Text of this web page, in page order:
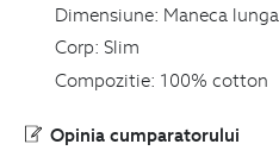
Dimensiune: Maneca lunga
Corp: Slim
Compozitie: 100% cotton
Opinia cumparatorului